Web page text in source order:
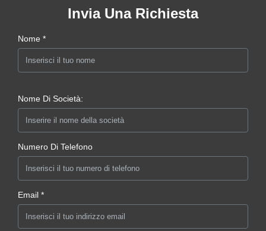
Invia Una Richiesta
Nome *
Nome Di Società:
Numero Di Telefono
Email *